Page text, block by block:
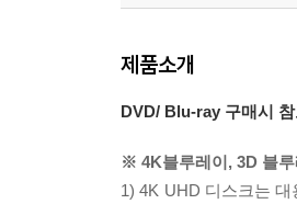
제품소개
DVD/ Blu-ray 구매시
※ 4K블루레이, 3D 블루
1) 4K UHD 디스크는